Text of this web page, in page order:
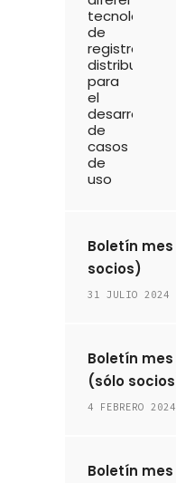
Boletín
socios)
31 JULIO 2024
Boletín
(sólo
4 FEBRERO 2024
Boletín